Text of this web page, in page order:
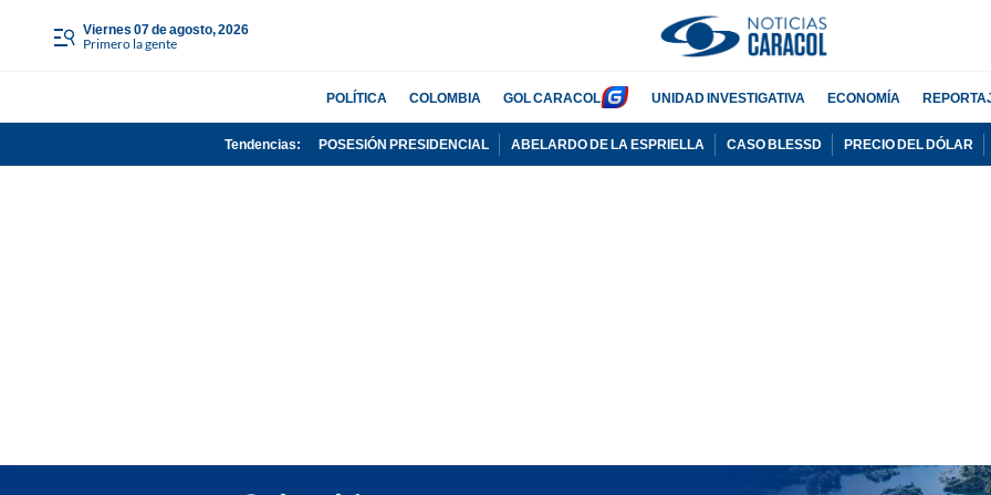
viernes 07 de agosto, 2026
Primero la gente
POLÍTICA COLOMBIA GOL CARACOL UNIDAD INVESTIGATIVA ECONOMÍA
Tendencias: POSESIÓN PRESIDENCIAL ABELARDO DE LA ESPRIELLA CASO BLESSD PRECIO DEL DÓLAR